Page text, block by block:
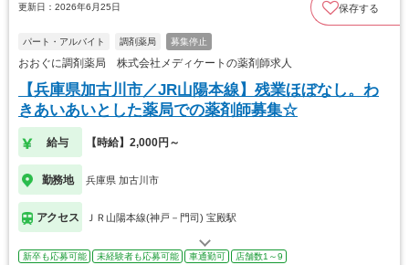
更新日：2026年6月25日 保存する
パート・アルバイト 調剤薬局 募集停止
おおぐに調剤薬局 株式会社メディケートの薬剤師求人
【兵庫県加古川市／JR山陽本線】残業ほぼなし。わ
きあいあいとした薬局での薬剤師募集☆
給与 【時給】2,000円～
勤務地 兵庫県 加古川市
アクセス ＪＲ山陽本線(神戸－門司) 宝殿駅
新卒も応募可能 未経験者も応募可能 車通勤可 店舗数1～9